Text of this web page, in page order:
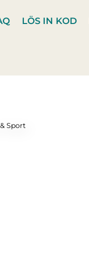
LÖS IN KOD